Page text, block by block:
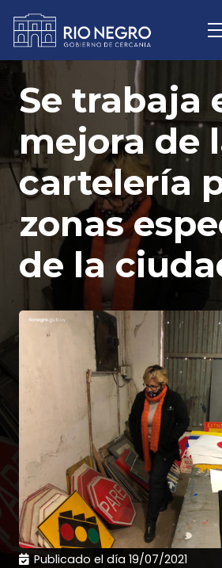
Se trabaja
mejora de
cartelería
zonas
de la
Publicado el día 19/07/2021